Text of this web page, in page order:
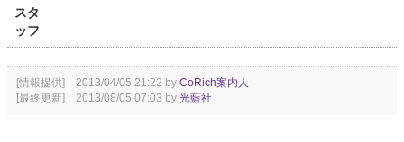
スタ
ッフ
[情報提供] 2013/04/05 21:22 by CoRich案内人
[最終更新] 2013/08/05 07:03 by 光藍社